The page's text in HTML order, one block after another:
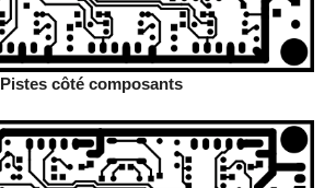
Pistes côté composants